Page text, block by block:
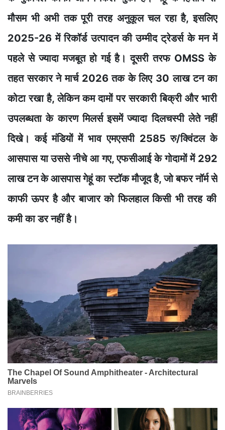
मौसम भी अभी तकपूरीतरहअनुकूलचल रहाहै, इसलिए
2025-26 में रिकॉर्ड उत्पादन की उम्मीदट्रेडर्स के मनमें
पहलेसे ज्यादा मजबूतहोगईहै। दूसरी तरफ OMSSके
तहतसरकारनेमार्च 2026 तक के लिए30 लाख टन का
कोटा रखा है, लेकिन कमदामोंपर सरकारी बिक्री और भारी
उपलब्धता के कारण मिलर्स इसमेंज्यादा दिलचस्पी लेते नहीं
दिखे। कईमंडियों में भाव एमएसपी 2585 रु/क्विंटल के
आसपास यउससेनीचे आगए,एफसीआई के गोदमों में 292
लाख टन के आसपास गेहकस्टॉक मौजूदहै,जोबफर नॉर्मसे
काफी ऊपरहैऔरबाजार कोफिलहाल किसी भी तरह की
कमी का डरनहीं है।